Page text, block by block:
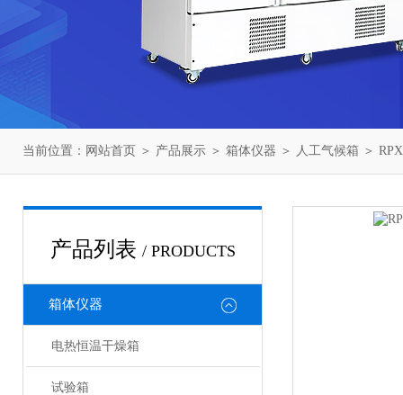
当前位置： 网站首页 ＞ 产品展示 ＞ 箱体仪器 ＞ 人工气候箱 ＞
产品列表 / PRODUCTS
箱体仪器
电热恒温干燥箱
试验箱